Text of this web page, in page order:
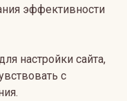
эффективности
настройки сайта,
с